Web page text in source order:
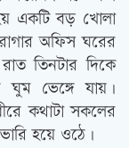
একটি বড় খোলা
অফিস ঘরের
তিনটার দিকে
ঘুম ভেঙ্গে যায়।
কথাটা সকলের
হয়ে ওঠে।